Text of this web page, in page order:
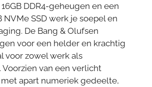
DDR4-geheugen en een
NVMe SSD werk je soepel en
De Bang & Olufsen
voor een helder en krachtig
voor zowel werk als
Voorzien van een verlicht
apart numeriek gedeelte,